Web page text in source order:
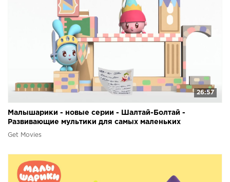
26:57
Малышарики - новые серии - Шалтай-Болтай -
Развивающие мультики для самых маленьких
Get Movies